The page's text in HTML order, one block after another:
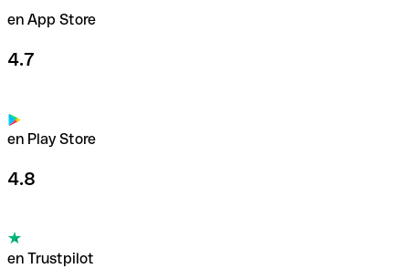
en App Store
4.7
en Play Store
4.8
en Trustpilot